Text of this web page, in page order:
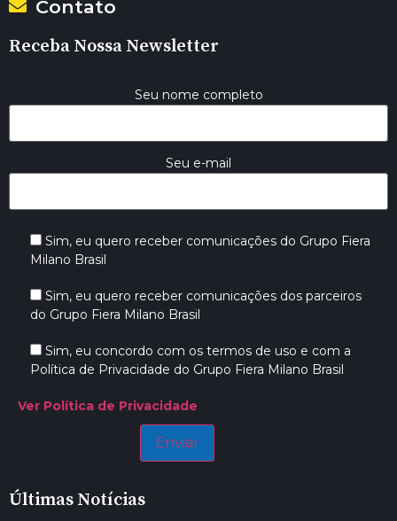
Contato
Receba Nossa Newsletter
Seu nome completo
Seu e-mail
Sim, eu quero receber comunicações do Grupo Fiera
Milano Brasil
Sim, eu quero receber comunicações dos parceiros
do Grupo Fiera Milano Brasil
Sim, eu concordo com os termos de uso e com a
Política de Privacidade do Grupo Fiera Milano Brasil
Ver Política de Privacidade
Últimas Notícias